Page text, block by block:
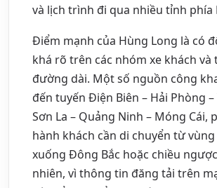
và lịch trình đi qua nhiều tỉnh phía
Điểm mạnh của Hùng Long là có
khá rõ trên các nhóm xe khách và
đường dài. Một số nguồn công
đến tuyến Điện Biên – Hải Phòng
Sơn La – Quảng Ninh – Móng Cái,
hành khách cần di chuyển từ vùng
xuống Đông Bắc hoặc chiều
nhiên, vì thông tin đăng tải trên